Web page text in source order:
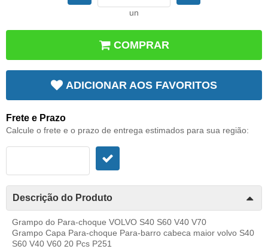
un
COMPRAR
ADICIONAR AOS FAVORITOS
Frete e Prazo
Calcule o frete e o prazo de entrega estimados para sua região:
Descrição do Produto
Grampo do Para-choque VOLVO S40 S60 V40 V70
Grampo Capa Para-choque Para-barro cabeca maior volvo S40
S60 V40 V60 20 Pcs P251